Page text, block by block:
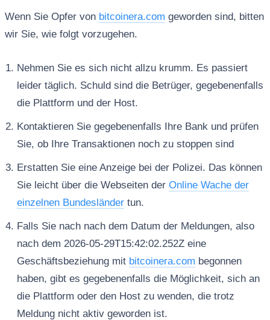
Wenn Sie Opfer von bitcoinera.com geworden sind, bitten
wir Sie, wie folgt vorzugehen.
Nehmen Sie es sich nicht allzu krumm. Es passiert
leider täglich. Schuld sind die Betrüger, gegebenenfalls
die Plattform und der Host.
Kontaktieren Sie gegebenenfalls Ihre Bank und prüfen
Sie, ob Ihre Transaktionen noch zu stoppen sind
Erstatten Sie eine Anzeige bei der Polizei. Das können
Sie leicht über die Webseiten der Online Wache der
einzelnen Bundesländertun.
Falls Sie nach nach dem Datum der Meldungen, also
nach dem 2026-05-29T15:42:02.252Z eine
Geschäftsbeziehung mit bitcoinera.com begonnen
haben, gibt es gegebenenfalls die Möglichkeit, sich an
die Plattform oder den Host zu wenden, die trotz
Meldung nicht aktiv geworden ist.